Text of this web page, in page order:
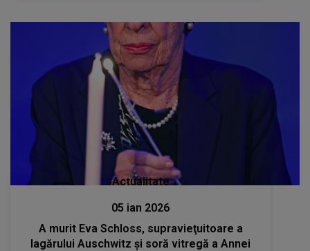
Actualitate
05 ian 2026
A murit Eva Schloss, supravieţuitoare a
lagărului Auschwitz şi soră vitregă a Annei